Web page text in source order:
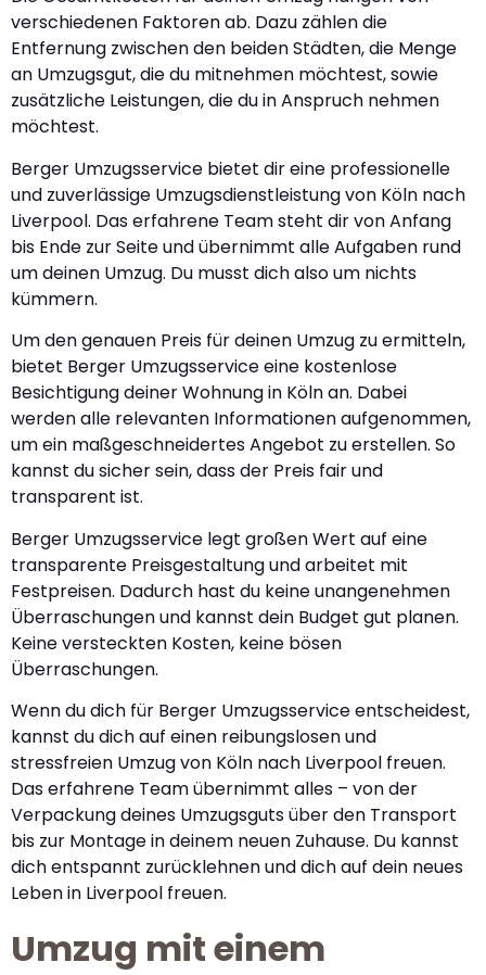
verschiedenen Faktoren ab. Dazu zählen die
Entfernung zwischen den beiden Städten, die Menge
an Umzugsgut, die du mitnehmen möchtest, sowie
zusätzliche Leistungen, die du in Anspruch nehmen
möchtest.
Berger Umzugsservice bietet dir eine professionelle
und zuverlässige Umzugsdienstleistung von Köln nach
Liverpool. Das erfahrene Team steht dir von Anfang
bis Ende zur Seite und übernimmt alle Aufgaben rund
um deinen Umzug. Du musst dich also um nichts
kümmern.
Um den genauen Preis für deinen Umzug zu ermitteln,
bietet Berger Umzugsservice eine kostenlose
Besichtigung deiner Wohnung in Köln an. Dabei
werden alle relevanten Informationen aufgenommen,
um ein maßgeschneidertes Angebot zu erstellen. So
kannst du sicher sein, dass der Preis fair und
transparent ist.
Berger Umzugsservice legt großen Wert auf eine
transparente Preisgestaltung und arbeitet mit
Festpreisen. Dadurch hast du keine unangenehmen
Überraschungen und kannst dein Budget gut planen.
Keine versteckten Kosten, keine bösen
Überraschungen.
Wenn du dich für Berger Umzugsservice entscheidest,
kannst du dich auf einen reibungslosen und
stressfreien Umzug von Köln nach Liverpool freuen.
Das erfahrene Team übernimmt alles – von der
Verpackung deines Umzugsguts über den Transport
bis zur Montage in deinem neuen Zuhause. Du kannst
dich entspannt zurücklehnen und dich auf dein neues
Leben in Liverpool freuen.
Umzug mit einem